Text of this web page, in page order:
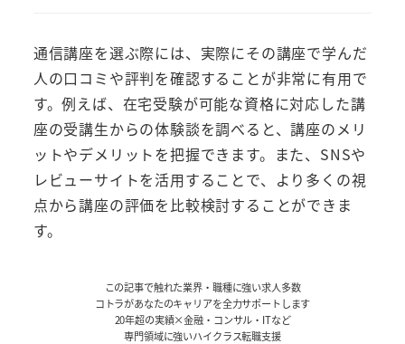
通信講座を選ぶ際には、実際にその講座で学んだ
人の口コミや評判を確認することが非常に有用で
す。例えば、在宅受験が可能な資格に対応した講
座の受講生からの体験談を調べると、講座のメリ
ットやデメリットを把握できます。また、SNSや
レビューサイトを活用することで、より多くの視
点から講座の評価を比較検討することができま
す。
この記事で触れた業界・職種に強い求人多数
コトラがあなたのキャリアを全力サポートします
20年超の実績×金融・コンサル・ITなど
専門領域に強いハイクラス転職支援